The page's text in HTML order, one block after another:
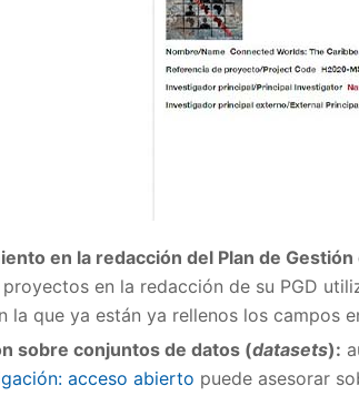
en la redacción del Plan de Gestión
en la redacción de su PGD
la que ya están ya rellenos los campos
sobre conjuntos de datos (datasets):
acceso abierto puede asesorar